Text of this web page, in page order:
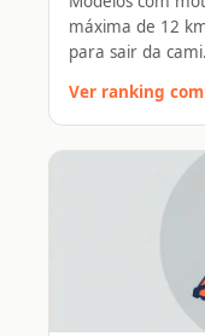
máxima de 12
para sair da
Ver ranking